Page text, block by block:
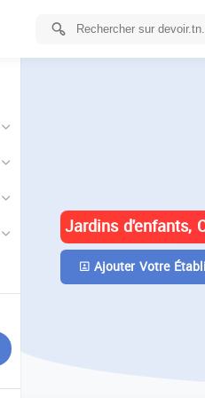
Jardins d'enfants,
Ajouter Votre